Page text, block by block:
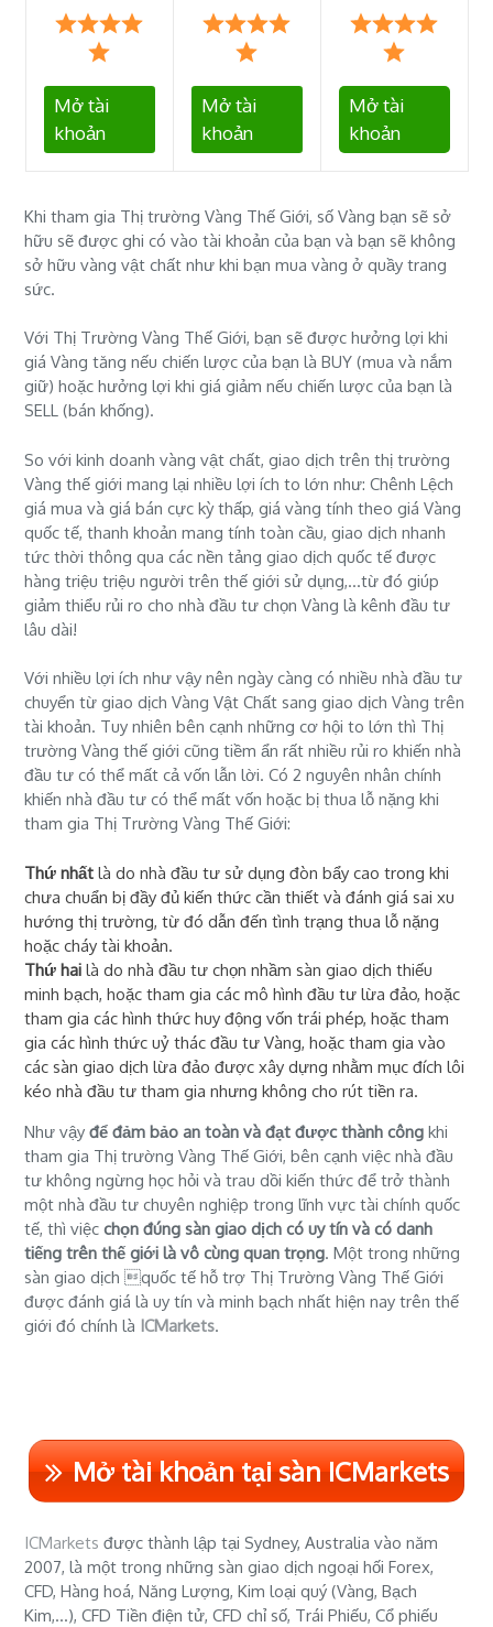
Mở tài
khoản
Mở tài
khoản
Mở tài
khoản
Khi tham gia Thị trường Vàng Thế Giới, số Vàng bạn sẽ sở
hữu sẽ được ghi có vào tài khoản của bạn và bạn sẽ không
sở hữu vàng vật chất như khi bạn mua vàng ở quầy trang
sức.
Với Thị Trường Vàng Thế Giới, bạn sẽ được hưởng lợi khi
giá Vàng tăng nếu chiến lược của bạn là BUY (mua và nắm
giữ) hoặc hưởng lợi khi giá giảm nếu chiến lược của bạn là
SELL (bán khống).
So với kinh doanh vàng vật chất, giao dịch trên thị trường
Vàng thế giới mang lại nhiều lợi ích to lớn như: Chênh Lệch
giá mua và giá bán cực kỳ thấp, giá vàng tính theo giá Vàng
quốc tế, thanh khoản mang tính toàn cầu, giao dịch nhanh
tức thời thông qua các nền tảng giao dịch quốc tế được
hàng triệu triệu người trên thế giới sử dụng,...từ đó giúp
giảm thiểu rủi ro cho nhà đầu tư chọn Vàng là kênh đầu tư
lâu dài!
Với nhiều lợi ích như vậy nên ngày càng có nhiều nhà đầu tư
chuyển từ giao dịch Vàng Vật Chất sang giao dịch Vàng trên
tài khoản. Tuy nhiên bên cạnh những cơ hội to lớn thì Thị
trường Vàng thế giới cũng tiềm ẩn rất nhiều rủi ro khiến nhà
đầu tư có thể mất cả vốn lẫn lời. Có 2 nguyên nhân chính
khiến nhà đầu tư có thể mất vốn hoặc bị thua lỗ nặng khi
tham gia Thị Trường Vàng Thế Giới:
Thứ nhất là do nhà đầu tư sử dụng đòn bẩy cao trong khi
chưa chuẩn bị đầy đủ kiến thức cần thiết và đánh giá sai xu
hướng thị trường, từ đó dẫn đến tình trạng thua lỗ nặng
hoặc cháy tài khoản.
Thứ hai là do nhà đầu tư chọn nhầm sàn giao dịch thiếu
minh bạch, hoặc tham gia các mô hình đầu tư lừa đảo, hoặc
tham gia các hình thức huy động vốn trái phép, hoặc tham
gia các hình thức uỷ thác đầu tư Vàng, hoặc tham gia vào
các sàn giao dịch lừa đảo được xây dựng nhằm mục đích lôi
kéo nhà đầu tư tham gia nhưng không cho rút tiền ra.
Như vậyđể đảm bảo an toàn và đạt được thành công khi
tham gia Thị trường Vàng Thế Giới, bên cạnh việc nhà đầu
tư không ngừng học hỏi và trau dồi kiến thức để trở thành
một nhà đầu tư chuyên nghiệp trong lĩnh vực tài chính quốc
tế, thì việcchọn đúng sàn giao dịch có uy tín và có danh
tiếng trên thế giới là vô cùng quan trọng. Một trong những
sàn giao dịch quốc tế hỗ trợ Thị Trường Vàng Thế Giới
được đánh giá là uy tín và minh bạch nhất hiện nay trên thế
giới đó chính là ICMarkets.
Mở tài khoản tại sàn ICMarkets
ICMarkets được thành lập tại Sydney, Australia vào năm
2007, là một trong những sàn giao dịch ngoại hối Forex,
CFD, Hàng hoá, Năng Lượng, Kim loại quý (Vàng, Bạch
Kim,...), CFD Tiền điện tử, CFD chỉ số, Trái Phiếu, Cổ phiếu